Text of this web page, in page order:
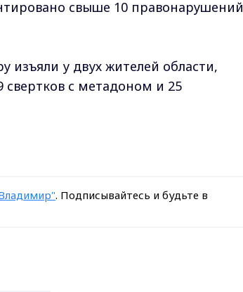
свыше 10 правонарушений
у двух жителей области,
свертков с метадоном и 25
. Подписывайтесь и будьте в